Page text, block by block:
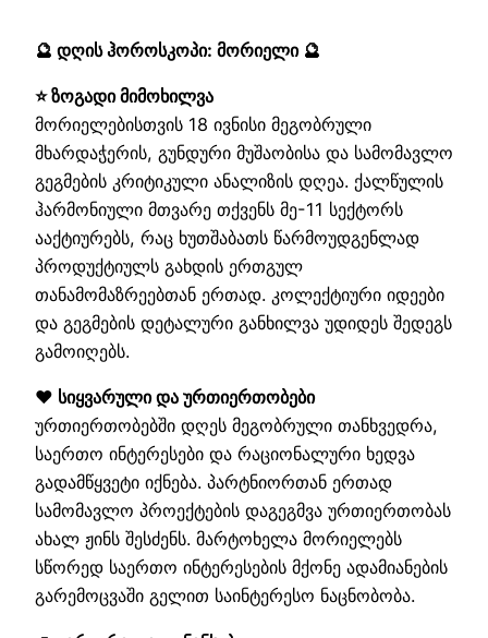
🔮 დღის ჰოროსკოპი: მორიელი 🔮
⭐ ზოგადი მიმოხილვა
მორიელებისთვის 18 ივნისი მეგობრული
მხარდაჭერის, გუნდური მუშაობისა და სამომავლო
გეგმების კრიტიკული ანალიზის დღეა. ქალწულის
ჰარმონიული მთვარე თქვენს მე-11 სექტორს
ააქტიურებს, რაც ხუთშაბათს წარმოუდგენლად
პროდუქტიულს გახდის ერთგულ
თანამომაზრეებთან ერთად. კოლექტიური იდეები
და გეგმების დეტალური განხილვა უდიდეს შედეგს
გამოიღებს.
❤️ სიყვარული და ურთიერთობები
ურთიერთობებში დღეს მეგობრული თანხვედრა,
საერთო ინტერესები და რაციონალური ხედვა
გადამწყვეტი იქნება. პარტნიორთან ერთად
სამომავლო პროექტების დაგეგმვა ურთიერთობას
ახალ ჟინს შესძენს. მარტოხელა მორიელებს
სწორედ საერთო ინტერესების მქონე ადამიანების
გარემოცვაში გელით საინტერესო ნაცნობობა.